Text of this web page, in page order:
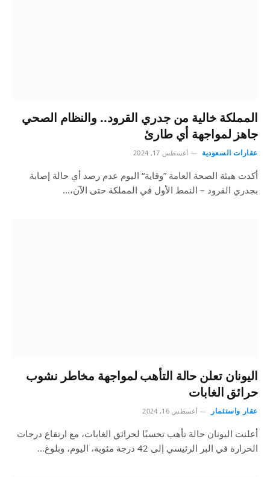
المملكة خالية من جدري القرود.. والنظام الصحي
جاهز لمواجهة أي طارئ
عقارات السعودية أغسطس 17, 2024
أكدت هيئة الصحة العامة ”وقاية“ اليوم عدم رصد أي حالة إصابة
بجدري القرود – النمط الأول في المملكة حتى الآن،…
اليونان تعلن حالة التأهب لمواجهة مخاطر نشوب
حرائق الغابات
عقار واستثمار أغسطس 16, 2024
أعلنت اليونان حالة تأهب تحسبًا لحرائق الغابات، مع ارتفاع درجات
الحرارة في البر الرئيسي إلى 42 درجة مئوية، اليوم، وبلوغ…